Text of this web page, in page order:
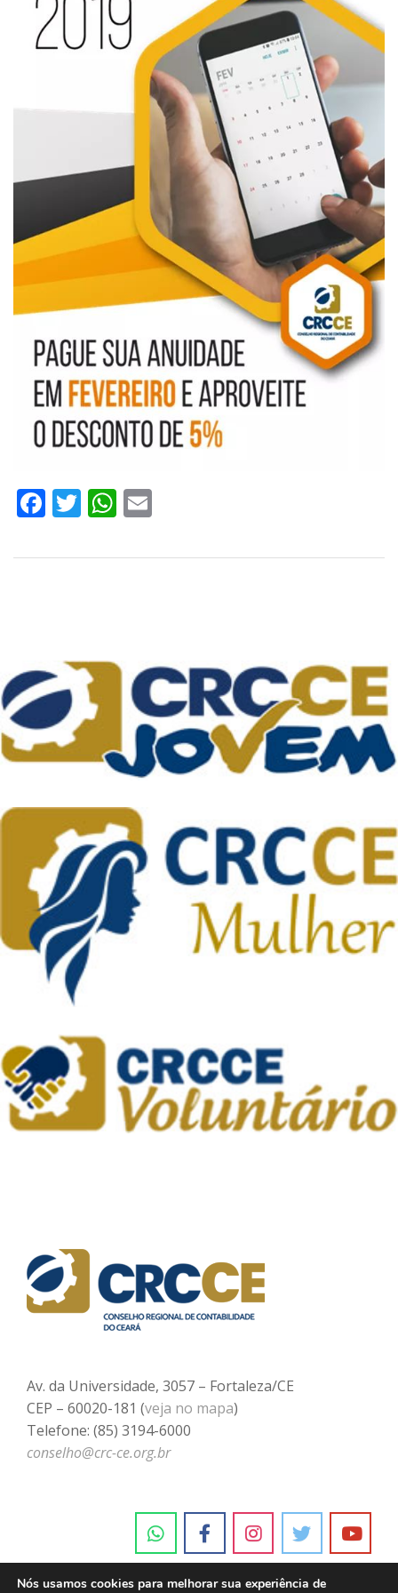
Facebook
TwitterWhatsApp
Av. da Universidade, 3057 – Fortaleza/CE
CEP – 60020-181 (veja no mapa)
Telefone: (85) 3194-6000
conselho@crc-ce.org.br
Nós usamos cookies para melhorar sua experiência de